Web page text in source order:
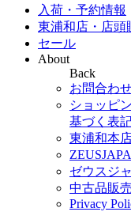
入荷・予約情報
東浦和店・店頭
セール
About
Back
お問合わ
ショッピ
基づく表記
東浦和本
ゼウスジ
中古品販
Privacy